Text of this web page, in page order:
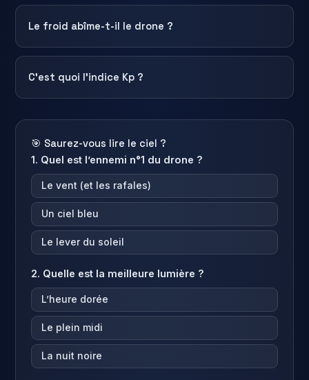
Le froid abîme-t-il le drone ?
C’est quoi l’indice Kp ?
🎯 Saurez-vous lire le ciel ?
1. Quel est l’ennemi n°1 du drone ?
Le vent (et les rafales)
Un ciel bleu
Le lever du soleil
2. Quelle est la meilleure lumière ?
L’heure dorée
Le plein midi
La nuit noire